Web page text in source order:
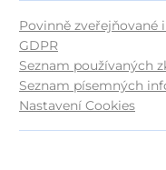
Povinně zveřejňované
GDPR
Seznam používaných
Seznam písemných
Nastavení Cookies